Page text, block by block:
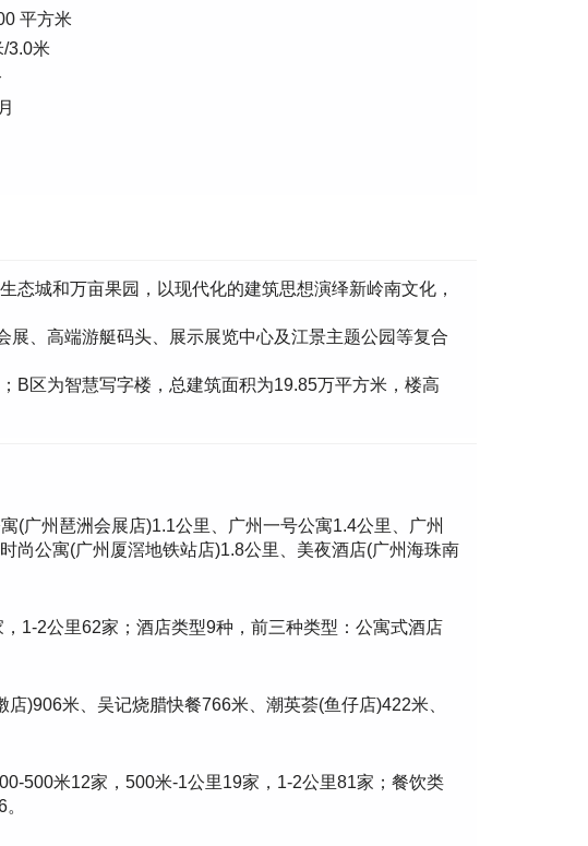
平方米
/3.0米
城和万亩果园，以现代化的建筑思想演绎新岭南文化，
、高端游艇码头、展示展览中心及江景主题公园等复合
B区为智慧写字楼，总建筑面积为19.85万平方米，楼高
(广州琶洲会展店)1.1公里、广州一号公寓1.4公里、广州
尚公寓(广州厦滘地铁站店)1.8公里、美夜酒店(广州海珠南
1-2公里62家；酒店类型9种，前三种类型：公寓式酒店
)906米、吴记烧腊快餐766米、潮英荟(鱼仔店)422米、
500米12家，500米-1公里19家，1-2公里81家；餐饮类